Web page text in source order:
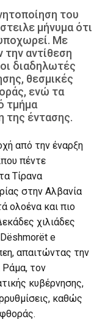
του
μήνυμα ότι
Με
αντίθεση
διαδηλωτές
θεσμικές
ενώ τα
τμήμα
της έντασης.
από την έναρξη
πέντε
Τίρανα
στην Αλβανία
ολοένα και πιο
χιλιάδες
e
απαιτώντας την
Ράμα, τον
κυβέρνησης,
καθώς